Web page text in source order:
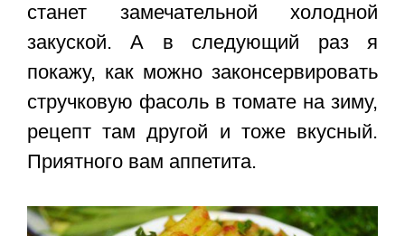
станет замечательной холодной
закуской. А в следующий раз я
покажу, как можно законсервировать
стручковую фасоль в томате на зиму,
рецепт там другой и тоже вкусный.
Приятного вам аппетита.